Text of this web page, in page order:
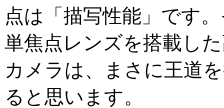
点は「描写性能」です
単焦点レンズを搭載し
カメラは、まさに王道
ると思います。